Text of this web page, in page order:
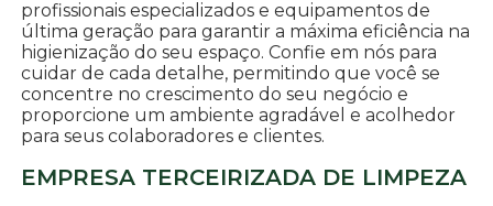
profissionais especializados e equipamentos de
última geração para garantir a máxima eficiência na
higienização do seu espaço. Confie em nós para
cuidar de cada detalhe, permitindo que você se
concentre no crescimento do seu negócio e
proporcione um ambiente agradável e acolhedor
para seus colaboradores e clientes.
EMPRESA TERCEIRIZADA DE LIMPEZA